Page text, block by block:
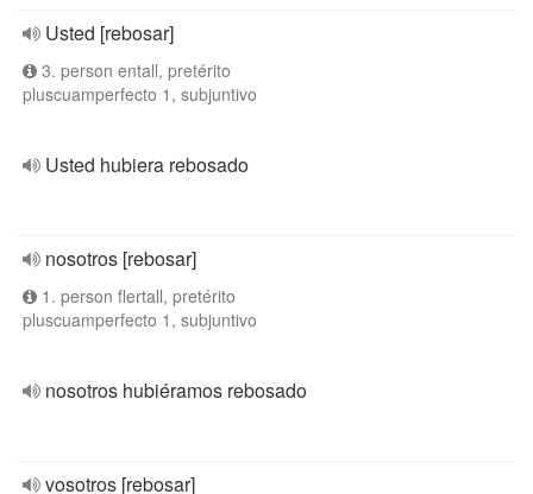
Usted [rebosar]
3. person entall, pretérito
pluscuamperfecto 1, subjuntivo
Usted hubiera rebosado
nosotros [rebosar]
1. person flertall, pretérito
pluscuamperfecto 1, subjuntivo
nosotros hubiéramos rebosado
vosotros [rebosar]